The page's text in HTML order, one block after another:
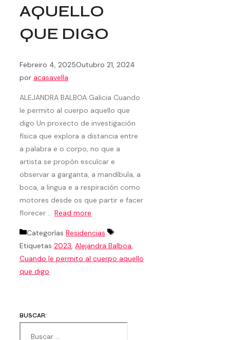
AQUELLO
QUE DIGO
Febreiro 4, 2025Outubro 21, 2024
por acasavella
ALEJANDRA BALBOA Galicia Cuando
le permito al cuerpo aquello que
digo Un proxecto de investigación
física que explora a distancia entre
a palabra e o corpo, no que a
artista se propón esculcar e
observar a garganta, a mandíbula, a
boca, a lingua e a respiración como
motores desde os que partir e facer
florecer … Read more
Categorías Residencias
Etiquetas 2023, Alejandra Balboa,
Cuando le permito al cuerpo aquello
que digo
BUSCAR: